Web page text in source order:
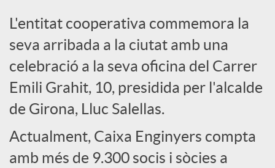
e
s
S
o
L'entitat cooperativa commemora la
seva arribada a la ciutat amb una
celebració a la seva oficina del Carrer
Emili Grahit, 10, presidida per l'alcalde
de Girona, Lluc Salellas.
Actualment, Caixa Enginyers compta
amb més de 9.300 socis i sòcies a